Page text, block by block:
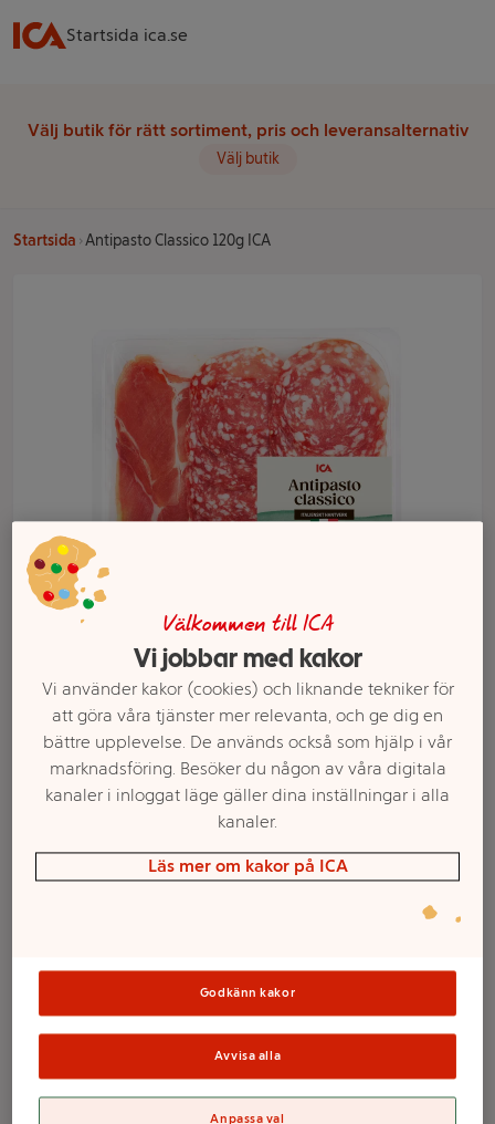
Startsida ica.se
Välj butik för rätt sortiment, pris och leveransalternativ
Välj butik
Startsida Antipasto Classico 120g ICA
Classico 120g ICA
ICA
Välj butik och handla
Sortimentet kan variera mellan butikerna
Välkommen till ICA
Vi jobbar med kakor
Vi använder kakor (cookies) och liknande tekniker för
att göra våra tjänster mer relevanta, och ge dig en
bättre upplevelse. De används också som hjälp i vår
marknadsföring. Besöker du någon av våra digitala
kanaler i inloggat läge gäller dina inställningar i alla
kanaler.
Läs mer om kakor på ICA
Godkänn kakor
Avvisa alla
Anpassa val